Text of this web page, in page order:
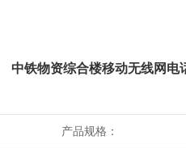
中铁物资综合楼移动无线网电
产品规格：